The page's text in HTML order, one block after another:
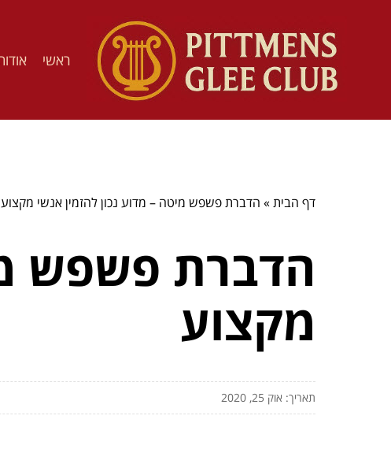
ראשי
דף הבית» הדברת פשפש מיטה – מדוע נכון להזמין אנשי מקצוע
הדברת פשפש
מקצוע
תאריך: אוק 25, 2020